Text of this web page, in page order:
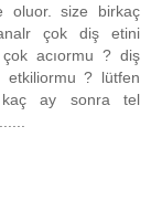
oluor. size birkaç
çok diş etini
acıormu ? diş
etkiliormu ? lütfen
kaç ay sonra tel